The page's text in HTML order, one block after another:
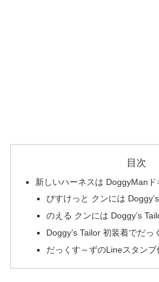
目次
新しいハーネスは DoggyMan
びすけっと クンには
のえる クンには Doggy’s
Doggy’s Tailor 初装着でだっ
だっくす～ずのLineスタンプ